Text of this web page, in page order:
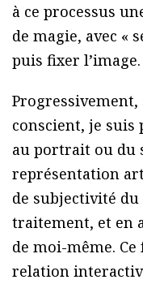
à ce processus
de magie, avec «
puis fixer l’image.
conscient, je suis
au portrait ou du
représentation
de subjectivité
traitement, et en
de moi-même.
relation